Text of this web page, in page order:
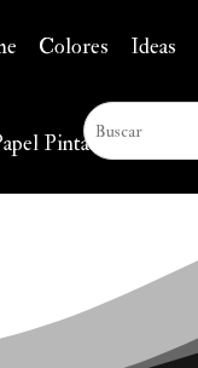
Colores Ideas
Pintado ▼